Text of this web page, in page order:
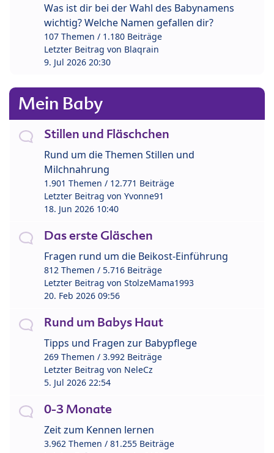
Was ist dir bei der Wahl des Babynamens
wichtig? Welche Namen gefallen dir?
107 Themen / 1.180 Beiträge
Letzter Beitrag von Blaqrain
9. Jul 2026 20:30
Mein Baby
Stillen und Fläschchen
Rund um die Themen Stillen und
Milchnahrung
1.901 Themen / 12.771 Beiträge
Letzter Beitrag von Yvonne91
18. Jun 2026 10:40
Das erste Gläschen
Fragen rund um die Beikost-Einführung
812 Themen / 5.716 Beiträge
Letzter Beitrag von StolzeMama1993
20. Feb 2026 09:56
Rund um Babys Haut
Tipps und Fragen zur Babypflege
269 Themen / 3.992 Beiträge
Letzter Beitrag von NeleCz
5. Jul 2026 22:54
0-3 Monate
Zeit zum Kennen lernen
3.962 Themen / 81.255 Beiträge